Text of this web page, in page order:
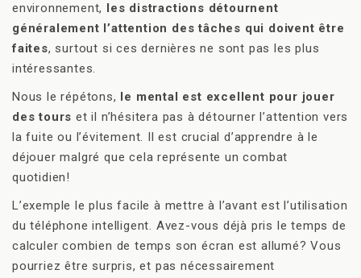
environnement, les distractions détournent
généralement l’attention des tâches qui doivent être
faites, surtout si ces dernières ne sont pas les plus
intéressantes.
Nous le répétons, le mental est excellent pour jouer
des tours et il n’hésitera pas à détourner l’attention vers
la fuite ou l’évitement. Il est crucial d’apprendre à le
déjouer malgré que cela représente un combat
quotidien!
L’exemple le plus facile à mettre à l’avant est l’utilisation
du téléphone intelligent. Avez-vous déjà pris le temps de
calculer combien de temps son écran est allumé? Vous
pourriez être surpris, et pas nécessairement